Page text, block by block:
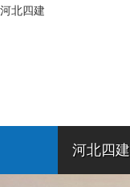
河北四建
河北四建